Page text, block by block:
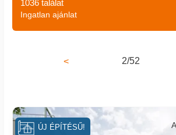
< 2/52
ÚJ ÉPÍTÉSŰ!
1036 találat
Ingatlan ajánlat